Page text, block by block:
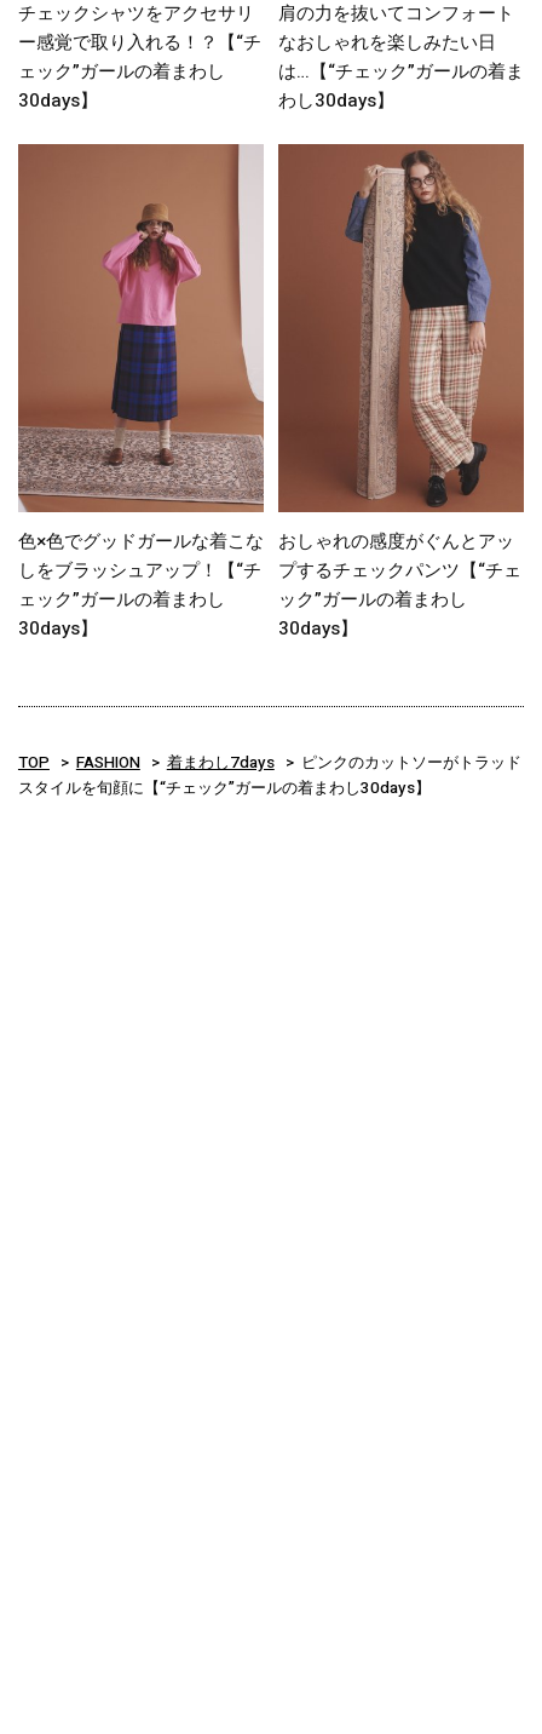
チェックシャツをアクセサリ
ー感覚で取り入れる！？【“チ
ェック”ガールの着まわし
30days】
肩の力を抜いてコンフォート
なおしゃれを楽しみたい日
は…【“チェック”ガールの着ま
わし30days】
色×色でグッドガールな着こな
しをブラッシュアップ！【“チ
ェック”ガールの着まわし
30days】
おしゃれの感度がぐんとアッ
プするチェックパンツ【“チェ
ック”ガールの着まわし
30days】
TOP FASHION 着まわし7days
ピンクのカットソーがトラッド
スタイルを旬顔に【“チェック”ガールの着まわし30days】